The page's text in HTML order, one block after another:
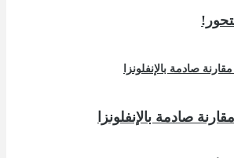
صادمة بالإنفلونزا